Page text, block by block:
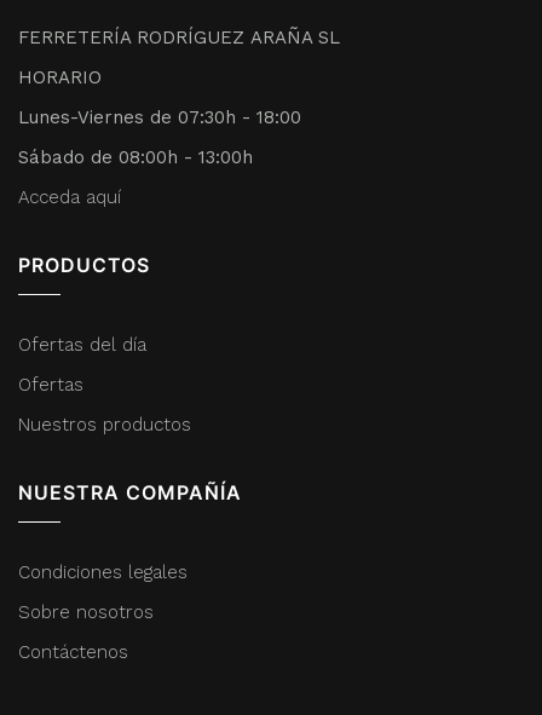
FERRETERÍA RODRÍGUEZ ARAÑA SL
HORARIO
Lunes-Viernes de 07:30h - 18:00
Sábado de 08:00h - 13:00h
Acceda aquí
PRODUCTOS
Ofertas del día
Ofertas
Nuestros productos
NUESTRA COMPAÑÍA
Condiciones legales
Sobre nosotros
Contáctenos